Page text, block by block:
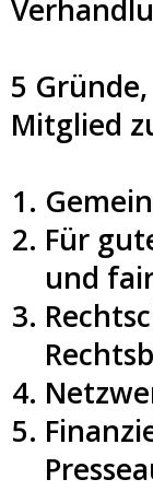
5
Mitglied
Für
und